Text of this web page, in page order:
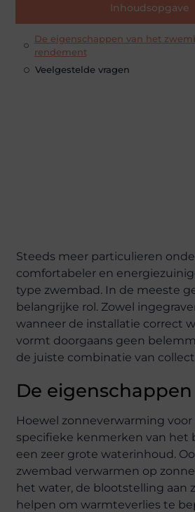
Inhoudsopgave
De eigenschappen van het
rendement
Veelgestelde vragen
Steeds meer particulieren
comfortabeler en
type zwembad. In de meeste
belangrijke rol. Zowel
wanneer de installatie correct
vormt doorgaans geen
de juiste combinatie van
De
Hoewel zonneverwarming
specifieke kenmerken van het
een zeer grote waterinhoud.
zwembad verwarmen op
het water, de blootstelling aan
helpen om warmteverlies te